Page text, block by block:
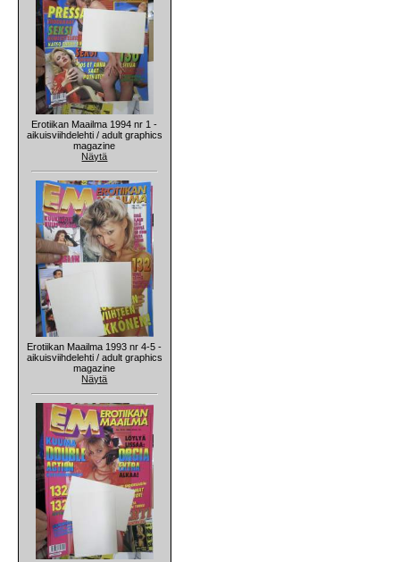
Erotiikan Maailma 1994 nr 1 -
aikuisviihdelehti / adult graphics
magazine
Näytä
Erotiikan Maailma 1993 nr 4-5 -
aikuisviihdelehti / adult graphics
magazine
Näytä